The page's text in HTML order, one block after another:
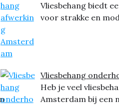
Vliesbehang biedt
voor strakke en
Vliesbehang
Heb je veel
Amsterdam bij een